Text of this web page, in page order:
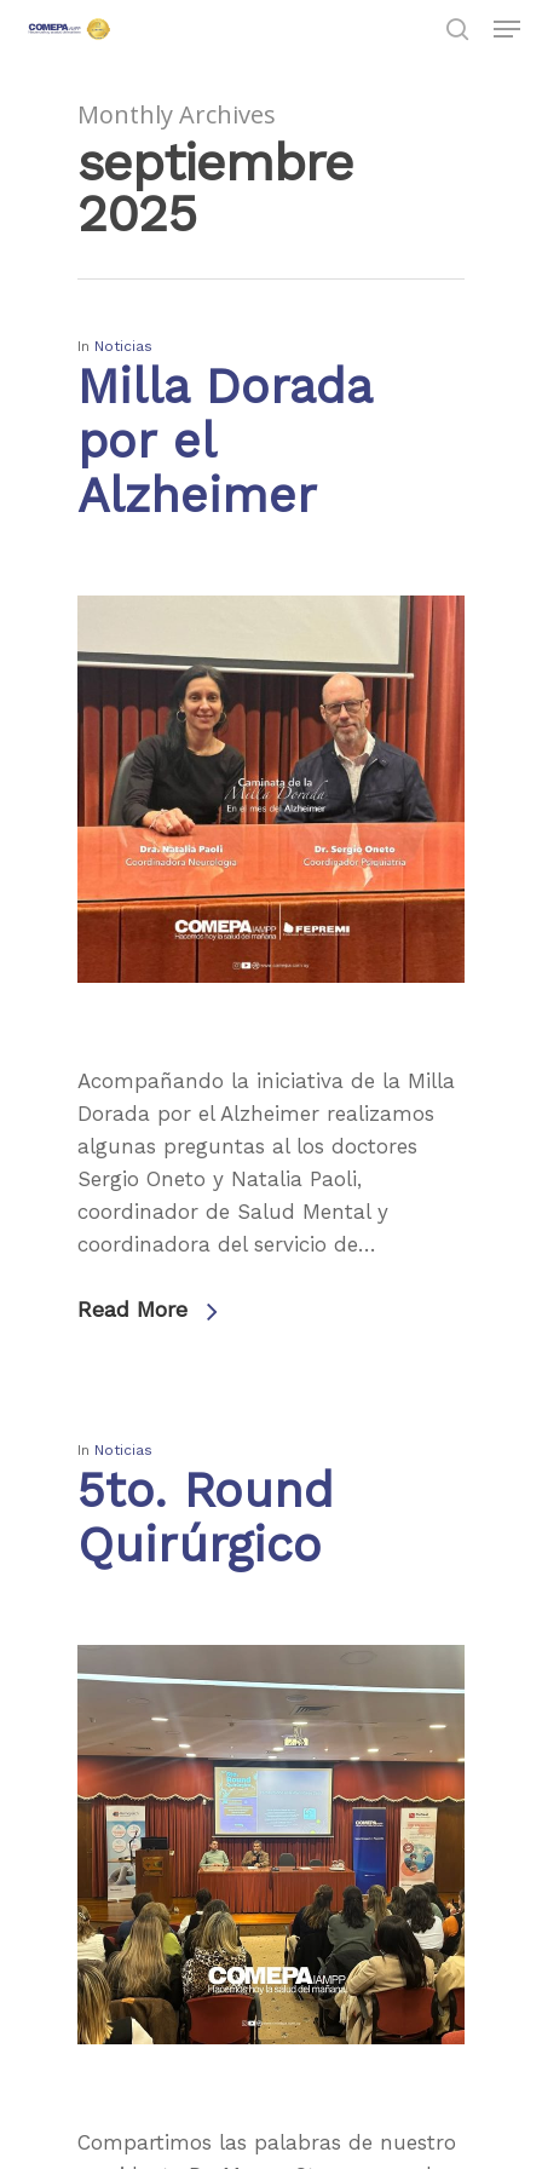
Hit enter to search or ESC to close
Monthly Archives
septiembre
2025
In Noticias
Milla Dorada
por el
Alzheimer
Acompañando la iniciativa de la Milla
Dorada por el Alzheimer realizamos
algunas preguntas al los doctores
Sergio Oneto y Natalia Paoli,
coordinador de Salud Mental y
coordinadora del servicio de…
Read More
In Noticias
5to. Round
Quirúrgico
Compartimos las palabras de nuestro